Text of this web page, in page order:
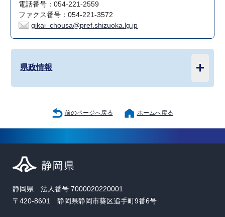
電話番号：054-221-2559
ファクス番号：054-221-3572
gikai_chousa@pref.shizuoka.lg.jp
県政情報
前のページへ戻る ホームへ戻る
静岡県 法人番号 7000020220001
〒420-8601 静岡県静岡市葵区追手町9番6号